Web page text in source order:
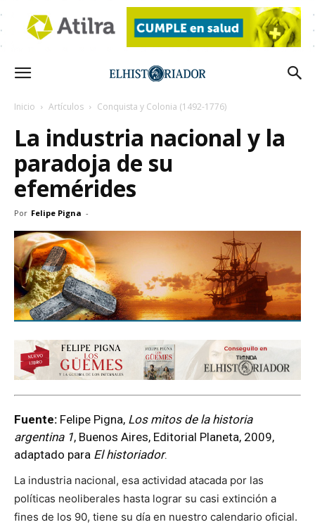
Inicio Artículos Conquista y Colonia (1492-1776)
La industria nacional y la
paradoja de su
efemérides
Por Felipe Pigna -
Fuente: Felipe Pigna, Los mitos de la historia
argentina 1, Buenos Aires, Editorial Planeta, 2009,
adaptado para El historiador.
La industria nacional, esa actividad atacada por las
políticas neoliberales hasta lograr su casi extinción a
fines de los 90, tiene su día en nuestro calendario oficial.